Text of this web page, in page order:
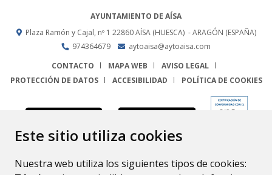
Este sitio utiliza cookies
Nuestra web utiliza los siguientes tipos de cookies:
AYUNTAMIENTO DE AÍSA
Plaza Ramón y Cajal, nº 1 22860 AÍSA (HUESCA) - ARAGÓN (ESPAÑA)
974364679
aytoaisa@aytoaisa.com
CONTACTO
MAPA WEB
AVISO LEGAL
PROTECCIÓN DE DATOS
ACCESIBILIDAD POLÍTICA DE COOKIES